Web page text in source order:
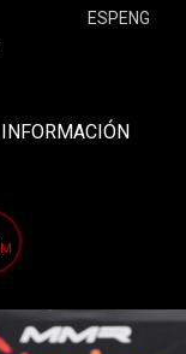
INFORMACIÓN
M
ESPENG